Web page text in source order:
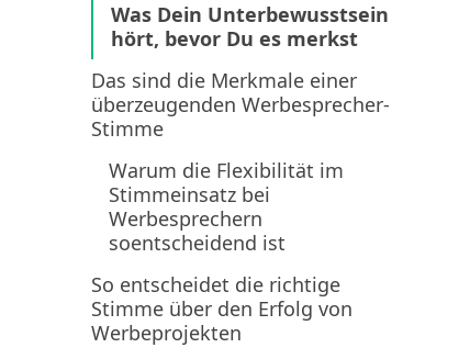
Was Dein Unterbewusstsein
hört, bevor Du es merkst
Das sind die Merkmale einer
überzeugenden Werbesprecher-
Stimme
Warum die Flexibilität im
Stimmeinsatz bei
Werbesprechern
soentscheidend ist
So entscheidet die richtige
Stimme über den Erfolg von
Werbeprojekten